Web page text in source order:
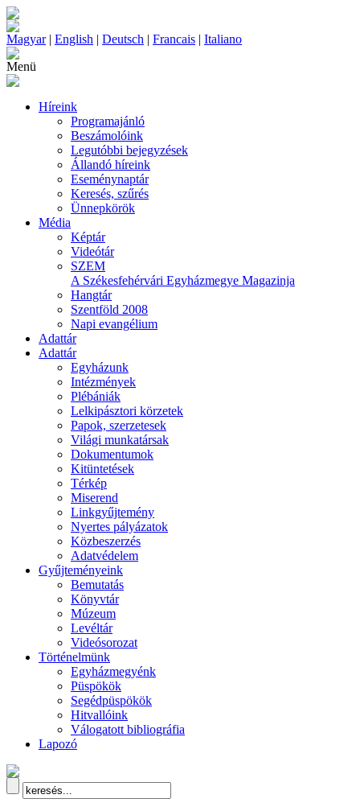
Magyar| English | Deutsch | Francais | Italiano
Menü
Híreink
Programajánló
Beszámolóink
Legutóbbi bejegyzések
Állandó híreink
Eseménynaptár
Keresés, szűrés
Ünnepkörök
Média
Képtár
Videótár
SZEM
A Székesfehérvári Egyházmegye Magazinja
Hangtár
Szentföld 2008
Napi evangélium
Adattár
Adattár
Egyházunk
Intézmények
Plébániák
Lelkipásztori körzetek
Papok, szerzetesek
Világi munkatársak
Dokumentumok
Kitüntetések
Térkép
Miserend
Linkgyűjtemény
Nyertes pályázatok
Közbeszerzés
Adatvédelem
Gyűjteményeink
Bemutatás
Könyvtár
Múzeum
Levéltár
Videósorozat
Történelmünk
Egyházmegyénk
Püspökök
Segédpüspökök
Hitvallóink
Válogatott bibliográfia
Lapozó